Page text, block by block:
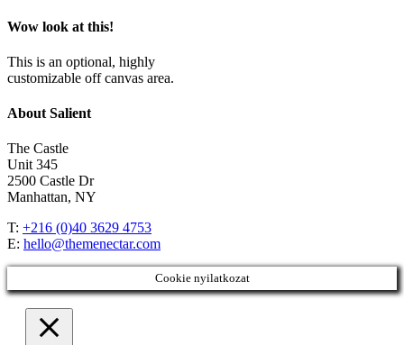
Wow look at this!
This is an optional, highly
customizable off canvas area.
About Salient
The Castle
Unit 345
2500 Castle Dr
Manhattan, NY
T: +216 (0)40 3629 4753
E: hello@themenectar.com
Cookie nyilatkozat